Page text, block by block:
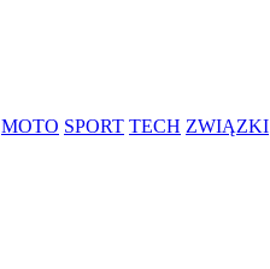
MOTO SPORT TECH ZWIĄZKI